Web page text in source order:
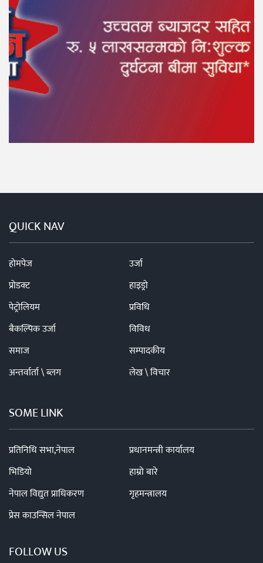
QUICK NAV
होमपेज
उर्जा
प्रोडक्ट
हाइड्रो
पेट्रोलियम
प्रविधि
बैकल्पिक उर्जा
विविध
समाज
सम्पादकीय
अन्तर्वार्ता \ ब्लग
लेख \ विचार
SOME LINK
प्रतिनिधि सभा,नेपाल
प्रधानमन्त्री कार्यालय
भिडियो
हाम्रो बारे
नेपाल विद्युत प्राधिकरण
गृहमन्त्रालय
प्रेस काउन्सिल नेपाल
FOLLOW US